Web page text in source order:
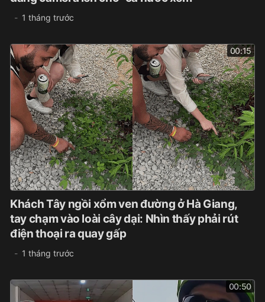
1 tháng trước
00:15
Khách Tây ngồi xổm ven đường ở Hà Giang,
tay chạm vào loài cây dại: Nhìn thấy phải rút
điện thoại ra quay gấp
1 tháng trước
00:50